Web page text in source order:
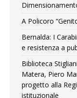
A Policoro
Bernalda: I
e resistenza a
Biblioteca
Matera, Piero
progetto alla
istituzionale